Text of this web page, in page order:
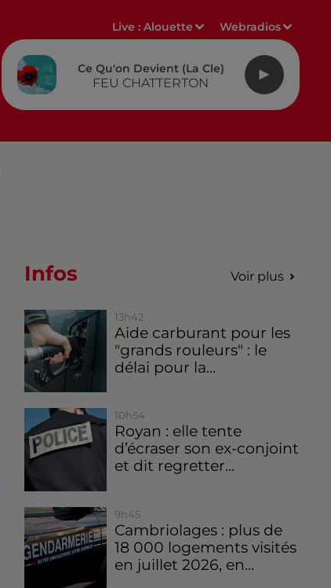
Live :Alouette Webradios
Ce Qu'on Devient (la Cle)
FEU CHATTERTON
Infos Voir plus
13h42
Aide carburant pour les
"grands rouleurs" : le
délai pour la...
10h54
Royan : elle tente
d’écraser son ex-conjoint
et dit regretter...
9h45
Cambriolages : plus de
18 000 logements visités
en juillet 2026, en...